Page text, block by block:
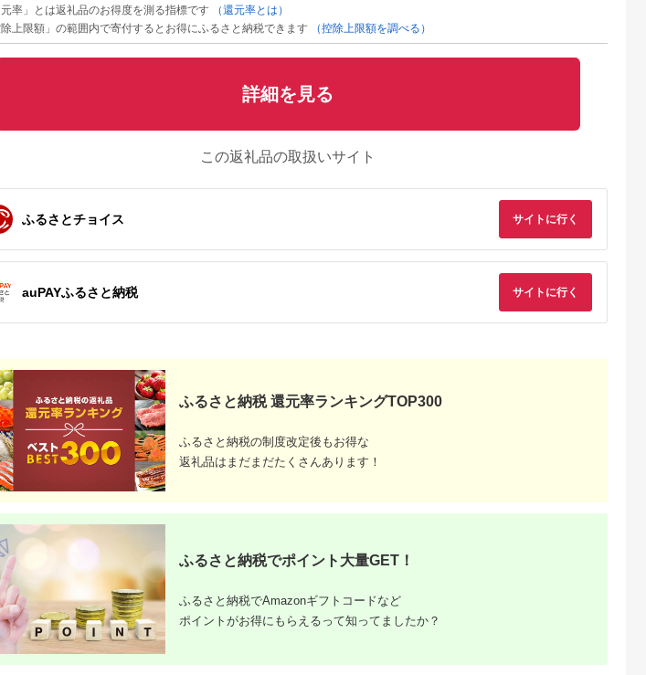
ントリー
券
5.0
こぶしゴルフ倶楽部
[AVAO003]ゴルフ場
5.0
寄付金額: 30,000円
優待プレー補助利用券
｜山梨県 都留市 都留
プレー 優待券 利用券
チケット 補助券 プレ
ー券
5.0
場 ゴルフ ゴルフ ゴル
フ ゴルフ ゴルフ
5.0
ルフ倶楽部大樹 大府
店 施設利用券
率」とは返礼品のお得度を測る指標です
（還元率とは）
上限額」の範囲内で寄付するとお得にふるさと納税できます
（控除上限額を調べる）
詳細を見る
この返礼品の取扱いサイト
ふるさとチョイス サイトに行く
auPAYふるさと納税 サイトに行く
ふるさと納税 還元率ランキングTOP300
ふるさと納税の制度改定後もお得な
返礼品はまだまだたくさんあります！
ふるさと納税でポイント大量GET！
ふるさと納税でAmazonギフトコードなど
ポイントがお得にもらえるって知ってましたか？